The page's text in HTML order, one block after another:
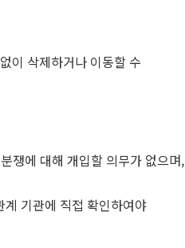
이 삭제하거나 이동할 수
쟁에 대해 개입할 의무가 없으며,
기관에 직접 확인하여야